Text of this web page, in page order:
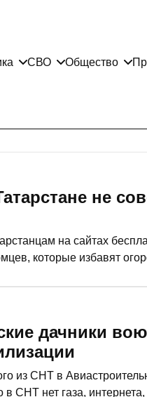
СВО Общество
не
на сайтах
которые избавят
дачники
из СНТ в
СНТ нет газа, интернета,